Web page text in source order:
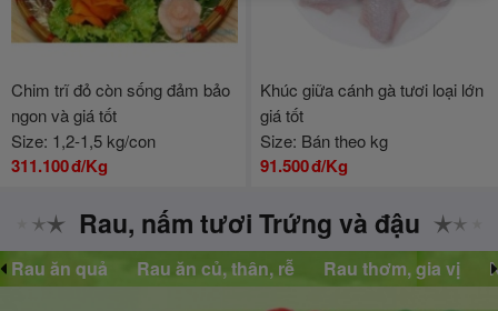
Chim trĩ đỏ còn sống đảm bảo
ngon và giá tốt
Size: 1,2-1,5 kg/con
311.100đ/Kg
Khúc giữa cánh gà tươi loại lớn
giá tốt
Size: Bán theo kg
91.500đ/Kg
Rau, nấm tươi Trứng và đậu
Rau ăn củ, thân, rễ Rau thơm, gia vị Nấm các loại